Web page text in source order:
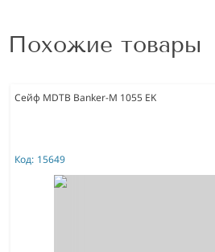
Похожие товары
Сейф MDTB Banker-M 1055 EK
Код: 15649